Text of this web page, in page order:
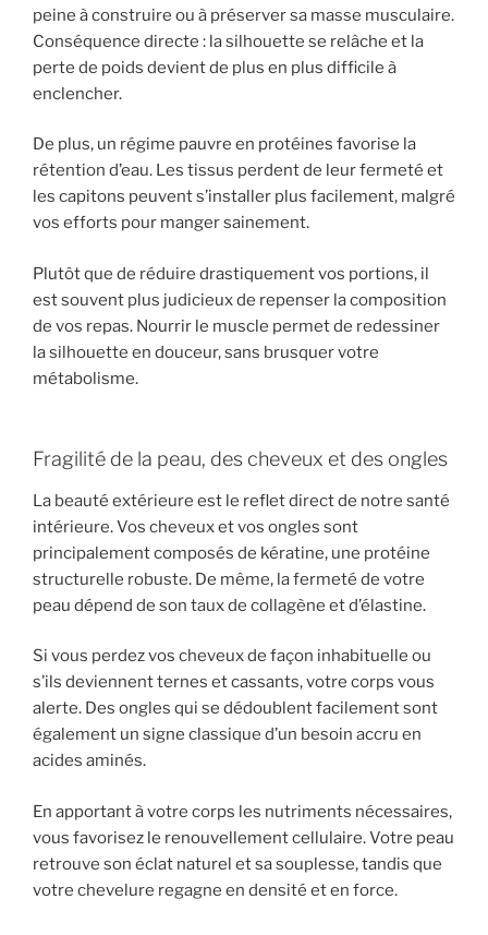
peine à construire ou à préserver sa masse musculaire.
Conséquence directe : la silhouette se relâche et la
perte de poids devient de plus en plus difficile à
enclencher.
De plus, un régime pauvre en protéines favorise la
rétention d’eau. Les tissus perdent de leur fermeté et
les capitons peuvent s’installer plus facilement, malgré
vos efforts pour manger sainement.
Plutôt que de réduire drastiquement vos portions, il
est souvent plus judicieux de repenser la composition
de vos repas. Nourrir le muscle permet de redessiner
la silhouette en douceur, sans brusquer votre
métabolisme.
Fragilité de la peau, des cheveux et des ongles
La beauté extérieure est le reflet direct de notre santé
intérieure. Vos cheveux et vos ongles sont
principalement composés de kératine, une protéine
structurelle robuste. De même, la fermeté de votre
peau dépend de son taux de collagène et d’élastine.
Si vous perdez vos cheveux de façon inhabituelle ou
s’ils deviennent ternes et cassants, votre corps vous
alerte. Des ongles qui se dédoublent facilement sont
également un signe classique d’un besoin accru en
acides aminés.
En apportant à votre corps les nutriments nécessaires,
vous favorisez le renouvellement cellulaire. Votre peau
retrouve son éclat naturel et sa souplesse, tandis que
votre chevelure regagne en densité et en force.